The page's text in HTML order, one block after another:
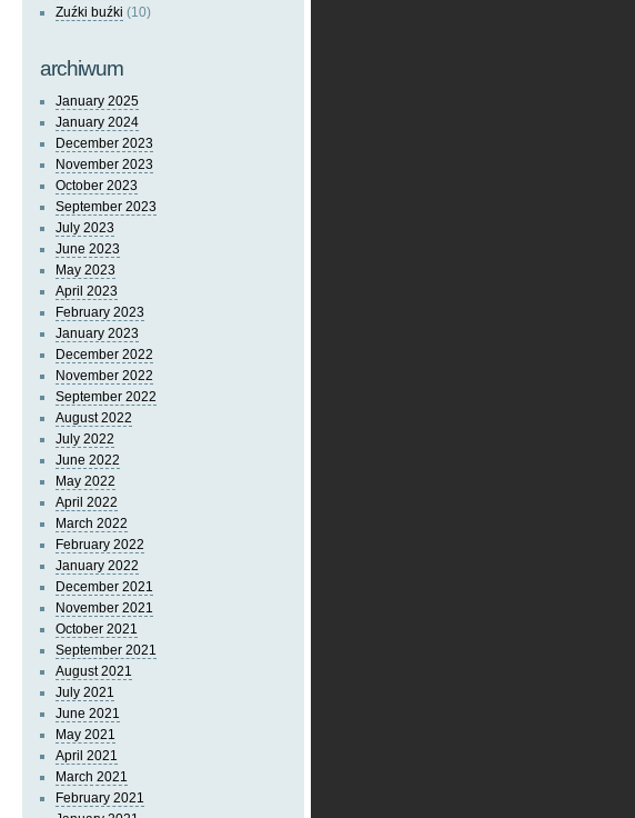
Zuźki buźki (10)
archiwum
January 2025
January 2024
December 2023
November 2023
October 2023
September 2023
July 2023
June 2023
May 2023
April 2023
February 2023
January 2023
December 2022
November 2022
September 2022
August 2022
July 2022
June 2022
May 2022
April 2022
March 2022
February 2022
January 2022
December 2021
November 2021
October 2021
September 2021
August 2021
July 2021
June 2021
May 2021
April 2021
March 2021
February 2021